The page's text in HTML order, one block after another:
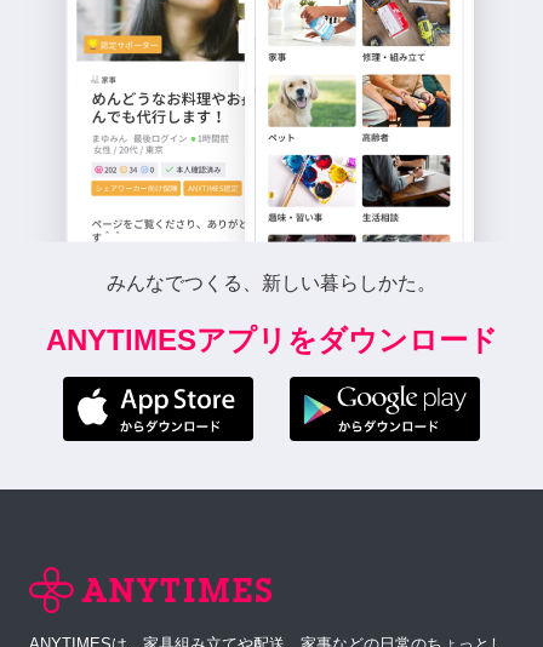
みんなでつくる、新しい暮らしかた。
ANYTIMESアプリをダウンロード